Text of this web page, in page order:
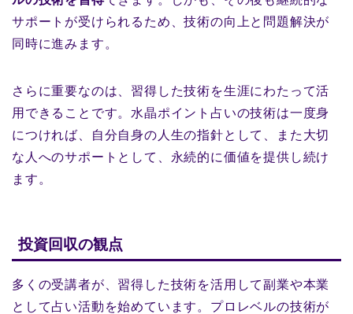
サポートが受けられるため、技術の向上と問題解決が
同時に進みます。
さらに重要なのは、習得した技術を生涯にわたって活
用できることです。水晶ポイント占いの技術は一度身
につければ、自分自身の人生の指針として、また大切
な人へのサポートとして、永続的に価値を提供し続け
ます。
投資回収の観点
多くの受講者が、習得した技術を活用して副業や本業
として占い活動を始めています。プロレベルの技術が